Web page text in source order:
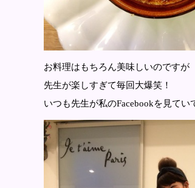
お料理はもちろん美味しいのですが
先生が楽しすぎて毎回大爆笑！
いつも先生が私のFacebookを見て